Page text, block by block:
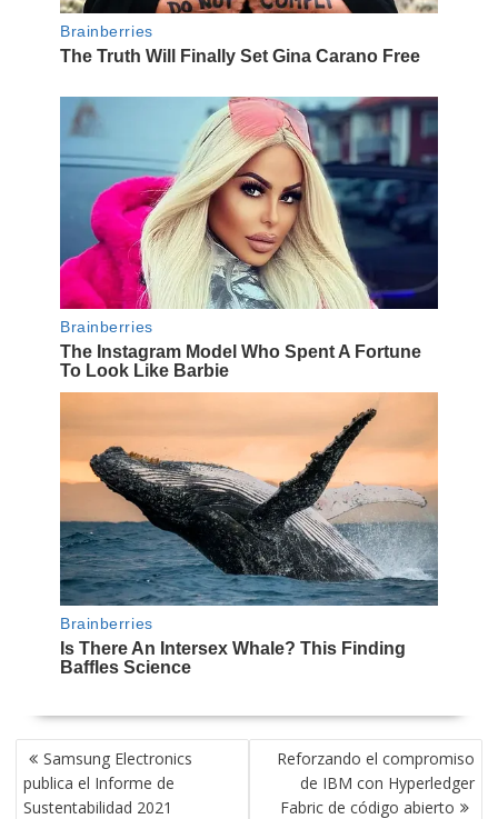
NAVEGACIÓN
DE
ENTRADAS
Samsung Electronics
publica el Informe de
Sustentabilidad 2021
Reforzando el compromiso
de IBM con Hyperledger
Fabric de código abierto